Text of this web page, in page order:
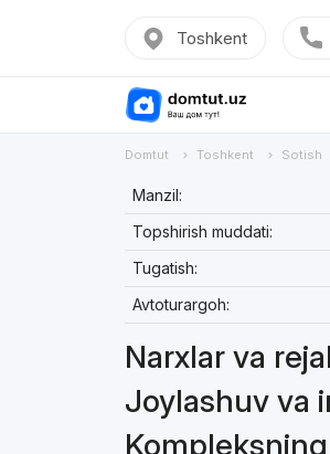
Toshkent
Domtut Toshkent Sotish
Manzil:
Topshirish muddati:
Tugatish:
Avtoturargoh:
Narxlar va
Joylashuv va